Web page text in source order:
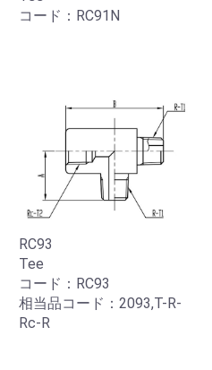
コード：RC91N
RC93
Tee
コード：RC93
相当品コード：2093,T-R-
Rc-R